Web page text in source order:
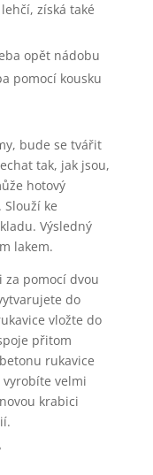
získá také
opět nádobu
pomocí kousku
bude se tvářit
tak, jak jsou,
hotový
ke
Výsledný
lakem.
za pomocí dvou
do
vložte do
přitom
rukavice
velmi
krabici